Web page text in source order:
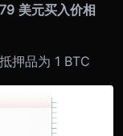
美元买入价相
押品为 1 BTC